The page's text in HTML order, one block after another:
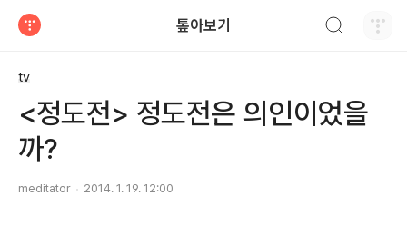
톺아보기
tv
<정도전> 정도전은 의인이었을
까?
meditator 2014. 1. 19. 12:00